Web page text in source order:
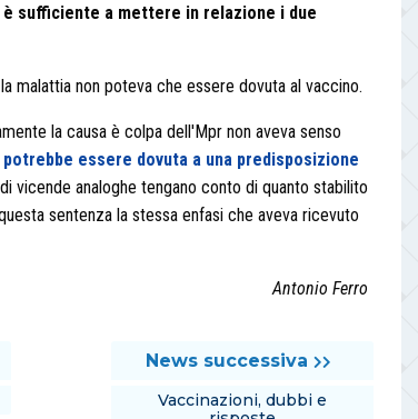
è sufficiente a mettere in relazione i due
malattia non poteva che essere dovuta al vaccino.
la causa è colpa dell'Mpr non aveva senso
essere dovuta a una predisposizione
vicende analoghe tengano conto di quanto stabilito
sentenza la stessa enfasi che aveva ricevuto
Antonio Ferro
News successiva
Vaccinazioni, dubbi e